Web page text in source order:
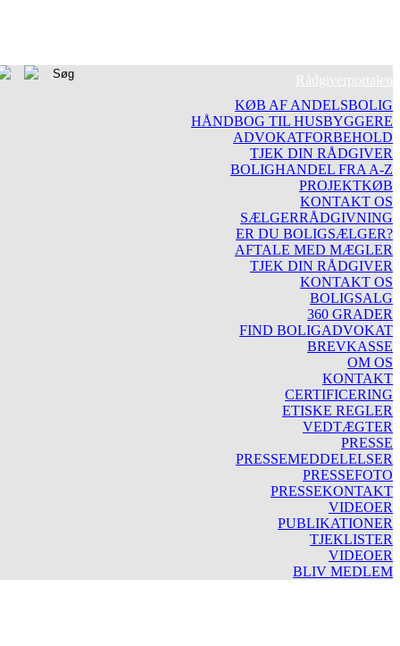
Rådgiverportalen
KØB AF ANDELSBOLIG
HÅNDBOG TIL HUSBYGGERE
ADVOKATFORBEHOLD
TJEK DIN RÅDGIVER
BOLIGHANDEL FRA A-Z
PROJEKTKØB
KONTAKT OS
SÆLGERRÅDGIVNING
ER DU BOLIGSÆLGER?
AFTALE MED MÆGLER
TJEK DIN RÅDGIVER
KONTAKT OS
BOLIGSALG
360 GRADER
FIND BOLIGADVOKAT
BREVKASSE
OM OS
KONTAKT
CERTIFICERING
ETISKE REGLER
VEDTÆGTER
PRESSE
PRESSEMEDDELELSER
PRESSEFOTO
PRESSEKONTAKT
VIDEOER
PUBLIKATIONER
TJEKLISTER
VIDEOER
BLIV MEDLEM